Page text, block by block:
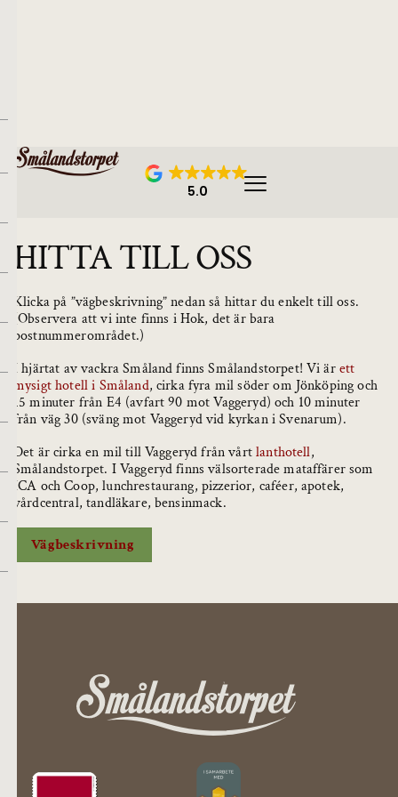
5.0
HITTA TILL OSS
Klicka på ”vägbeskrivning” nedan så hittar du enkelt till oss.
(Observera att vi inte finns i Hok, det är bara
postnummerområdet.)
I hjärtat av vackra Småland finns Smålandstorpet! Vi ärett
mysigt hotell i Småland, cirka fyra mil söder om Jönköping och
15 minuter från E4 (avfart 90 mot Vaggeryd) och 10 minuter
från väg 30 (sväng mot Vaggeryd vid kyrkan i Svenarum).
Det är cirka en mil till Vaggeryd från vårtlanthotell,
Smålandstorpet. I Vaggeryd finns välsorterade mataffärer som
ICA och Coop, lunchrestaurang, pizzerior, caféer, apotek,
vårdcentral, tandläkare, bensinmack.
Vägbeskrivning